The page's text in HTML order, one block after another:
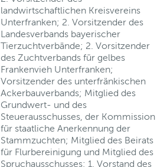
landwirtschaftlichen Kreisvereins
Unterfranken; 2. Vorsitzender des
Landesverbands bayerischer
Tierzuchtverbände; 2. Vorsitzender
des Zuchtverbands für gelbes
Frankenvieh Unterfranken;
Vorsitzender des unterfränkischen
Ackerbauverbands; Mitglied des
Grundwert- und des
Steuerausschusses, der Kommission
für staatliche Anerkennung der
Stammzuchten; Mitglied des Beirats
für Flurbereinigung und Mitglied des
Spruchausschusses; 1. Vorstand des